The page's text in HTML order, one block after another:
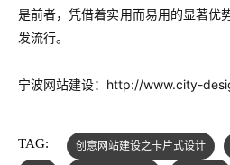
是前者，凭借着实用而易用的显著优
发流行。
宁波网站建设：http://www.city-
TAG: 创意网站建设之卡片式设计